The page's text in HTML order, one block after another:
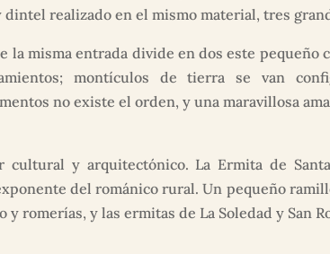
realizado en el mismo material, tres
misma entrada divide en dos este pequeño
montículos de tierra se van
no existe el orden, y una maravillosa
y arquitectónico. La Ermita de
del románico rural. Un pequeño
romerías, y las ermitas de La Soledad y San